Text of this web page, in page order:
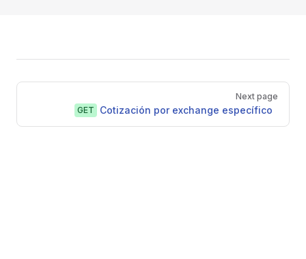
Pager
Next page
GET
Cotización por exchange específico